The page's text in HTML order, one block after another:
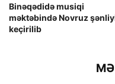
Binəqədidə musiqi
məktəbində Novruz
keçirilib